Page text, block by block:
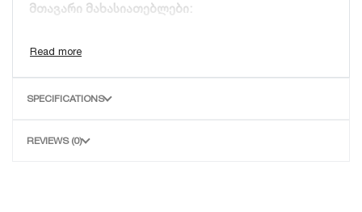
მთავარი მახასიათებლები:
შეკავების ძალა:
დაამონტაჟოთ საკეტი როგორც შიგნით
კონსტრუქცია:
SPECIFICATIONS
REVIEWS (0)